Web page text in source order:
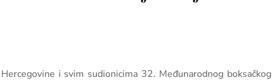
i svim sudionicima 32. Međunarodnog boksačkog